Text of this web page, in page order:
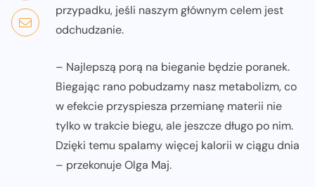
przypadku, jeśli naszym głównym celem jest
odchudzanie.
– Najlepszą porą na bieganie będzie poranek.
Biegając rano pobudzamy nasz metabolizm, co
w efekcie przyspiesza przemianę materii nie
tylko w trakcie biegu, ale jeszcze długo po nim.
Dzięki temu spalamy więcej kalorii w ciągu dnia
– przekonuje Olga Maj.